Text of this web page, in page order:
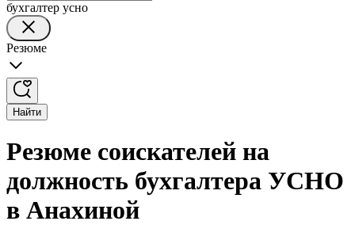
бухгалтер усно
Резюме
Найти
Резюме соискателей на
должность бухгалтера УСНО
в Анахиной